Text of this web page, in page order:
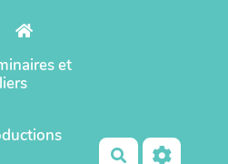
et
Rechercher